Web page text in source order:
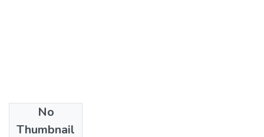
No
Thumbnail